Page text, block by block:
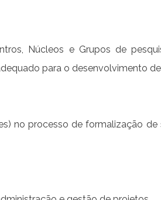
Núcleos e Grupos de
para o desenvolvimento de
no processo de formalização